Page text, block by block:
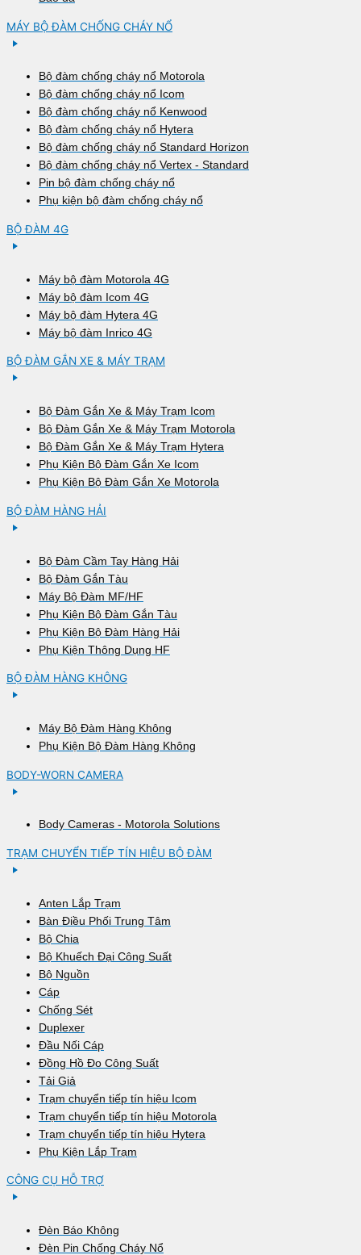
MÁY BỘ ĐÀM CHỐNG CHÁY NỔ
Bộ đàm chống cháy nổ Motorola
Bộ đàm chống cháy nổ Icom
Bộ đàm chống cháy nổ Kenwood
Bộ đàm chống cháy nổ Hytera
Bộ đàm chống cháy nổ Standard Horizon
Bộ đàm chống cháy nổ Vertex - Standard
Pin bộ đàm chống cháy nổ
Phụ kiện bộ đàm chống cháy nổ
BỘ ĐÀM 4G
Máy bộ đàm Motorola 4G
Máy bộ đàm Icom 4G
Máy bộ đàm Hytera 4G
Máy bộ đàm Inrico 4G
BỘ ĐÀM GẮN XE & MÁY TRẠM
Bộ Đàm Gắn Xe & Máy Trạm Icom
Bộ Đàm Gắn Xe & Máy Trạm Motorola
Bộ Đàm Gắn Xe & Máy Trạm Hytera
Phụ Kiện Bộ Đàm Gắn Xe Icom
Phụ Kiện Bộ Đàm Gắn Xe Motorola
BỘ ĐÀM HÀNG HẢI
Bộ Đàm Cầm Tay Hàng Hải
Bộ Đàm Gắn Tàu
Máy Bộ Đàm MF/HF
Phụ Kiện Bộ Đàm Gắn Tàu
Phụ Kiện Bộ Đàm Hàng Hải
Phụ Kiện Thông Dụng HF
BỘ ĐÀM HÀNG KHÔNG
Máy Bộ Đàm Hàng Không
Phụ Kiện Bộ Đàm Hàng Không
BODY-WORN CAMERA
Body Cameras - Motorola Solutions
TRẠM CHUYỂN TIẾP TÍN HIỆU BỘ ĐÀM
Anten Lắp Trạm
Bàn Điều Phối Trung Tâm
Bộ Chia
Bộ Khuếch Đại Công Suất
Bộ Nguồn
Cáp
Chống Sét
Duplexer
Đầu Nối Cáp
Đồng Hồ Đo Công Suất
Tải Giả
Trạm chuyển tiếp tín hiệu Icom
Trạm chuyển tiếp tín hiệu Motorola
Trạm chuyển tiếp tín hiệu Hytera
Phụ Kiện Lắp Trạm
CÔNG CỤ HỖ TRỢ
Đèn Báo Không
Đèn Pin Chống Cháy Nổ